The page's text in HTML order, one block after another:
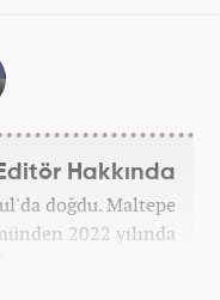
Editör Hakkında
doğdu. Maltepe
2022 yılında
üniversite